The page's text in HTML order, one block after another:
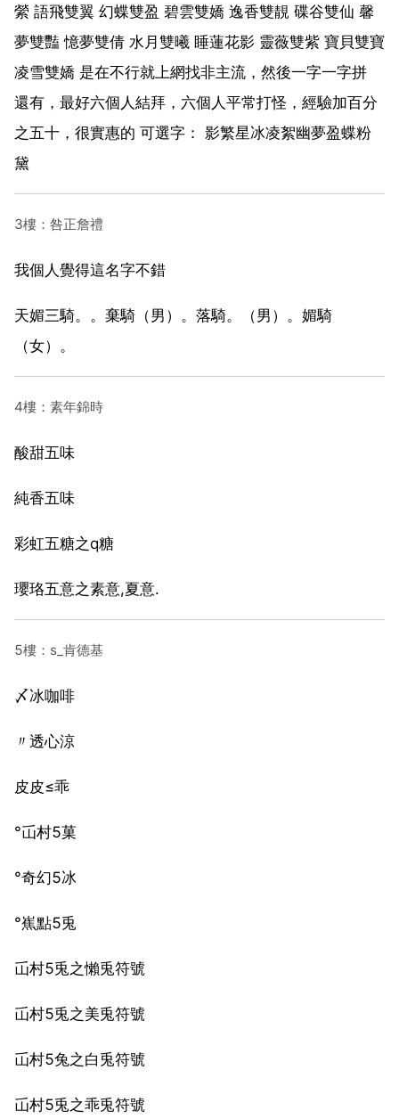
縈 語飛雙翼 幻蝶雙盈 碧雲雙嬌 逸香雙靚 碟谷雙仙 馨
夢雙豔 憶夢雙倩 水月雙曦 睡蓮花影 靈薇雙紫 寶貝雙寶
凌雪雙嬌 是在不行就上網找非主流，然後一字一字拼
還有，最好六個人結拜，六個人平常打怪，經驗加百分
之五十，很實惠的 可選字： 影繁星冰凌絮幽夢盈蝶粉
黛
3樓：咎正詹禮
我個人覺得這名字不錯
天媚三騎。。棄騎（男）。落騎。（男）。媚騎
（女）。
4樓：素年錦時
酸甜五味
純香五味
彩虹五糖之q糖
瓔珞五意之素意,夏意.
5樓：s_肯德基
〆冰咖啡
〃透心涼
皮皮≤乖
°屲村5菓
°奇幻5冰
°嶣點5兎
屲村5兎之懶兎符號
屲村5兎之美兎符號
屲村5兔之白兎符號
屲村5兎之乖兎符號